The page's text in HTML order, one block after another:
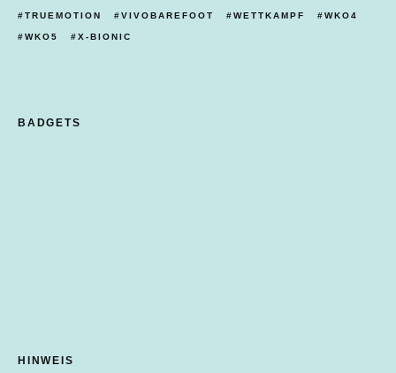
TRUEMOTION VIVOBAREFOOT WETTKAMPF WKO4
WKO5 X-BIONIC
BADGETS
HINWEIS